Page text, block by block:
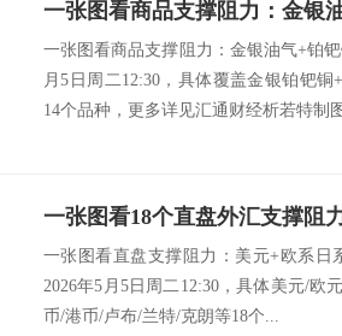
一张图看商品支撑阻力：金银油气+铂
月5日周二12:30，具体覆盖金银铂钯
14个品种，更多详见汇通财经析若特制
一张图看直盘支撑阻力：美元+欧系日
2026年5月5日周二12:30，具体美元/欧
币/港币/卢布/兰特/克朗等18个...